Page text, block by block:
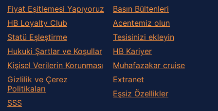
Fiyat Eşitlemesi Yapıyoruz
HB Loyalty Club
Statü Eşleştirme
Hukuki Şartlar ve Koşullar
Kişisel Verilerin Korunması
Gizlilik ve Çerez
Politikaları
SSS
Basın Bültenleri
Acentemiz olun
Tesisinizi ekleyin
HB Kariyer
Muhafazakar сruise
Extranet
Eşsiz Özellikler